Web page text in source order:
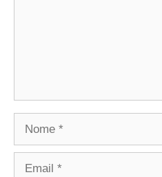
Nome
Email